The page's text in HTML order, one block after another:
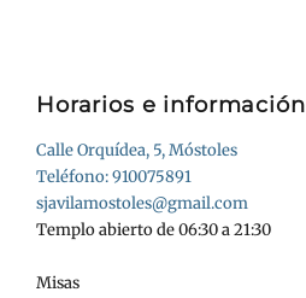
Horarios e información
Calle Orquídea, 5, Móstoles
Teléfono: 910075891
sjavilamostoles@gmail.com
Templo abierto de 06:30 a 21:30
Misas